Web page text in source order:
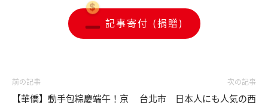
記事寄付 (捐贈)
前の記事
【華僑】動手包粽慶端午！京
次の記事
台北市 日本人にも人気の西